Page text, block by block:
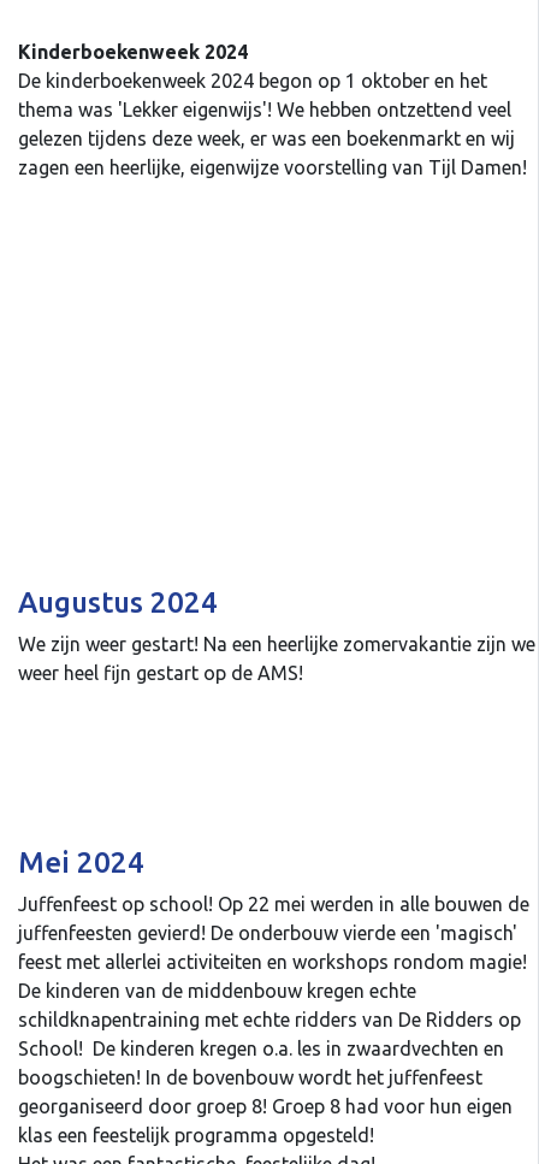
Kinderboekenweek 2024
De kinderboekenweek 2024 begon op 1 oktober en het
thema was 'Lekker eigenwijs'! We hebben ontzettend veel
gelezen tijdens deze week, er was een boekenmarkt en wij
zagen een heerlijke, eigenwijze voorstelling van Tijl Damen!
Augustus 2024
We zijn weer gestart! Na een heerlijke zomervakantie zijn we
weer heel fijn gestart op de AMS!
Mei 2024
Juffenfeest op school! Op 22 mei werden in alle bouwen de
juffenfeesten gevierd! De onderbouw vierde een 'magisch'
feest met allerlei activiteiten en workshops rondom magie!
De kinderen van de middenbouw kregen echte
schildknapentraining met echte ridders van De Ridders op
School! De kinderen kregen o.a. les in zwaardvechten en
boogschieten! In de bovenbouw wordt het juffenfeest
georganiseerd door groep 8! Groep 8 had voor hun eigen
klas een feestelijk programma opgesteld!